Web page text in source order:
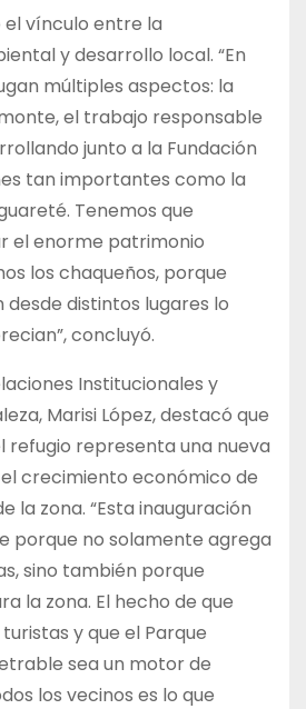
vínculo entre la
y desarrollo local. “En
múltiples aspectos: la
el trabajo responsable
junto a la Fundación
tan importantes como la
Tenemos que
el enorme patrimonio
los chaqueños, porque
desde distintos lugares lo
concluyó.
Institucionales y
Marisi López, destacó que
refugio representa una nueva
crecimiento económico de
la zona. “Esta inauguración
porque no solamente agrega
sino también porque
la zona. El hecho de que
y que el Parque
sea un motor de
los vecinos es lo que